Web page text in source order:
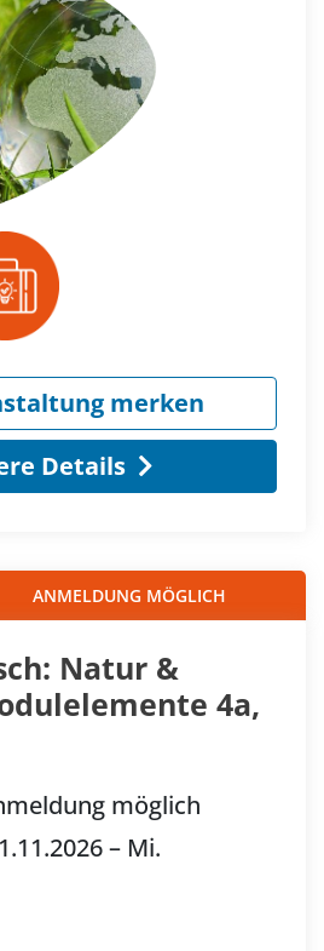
merken
Details
ANMELDUNG MÖGLICH
Natur &
4a,
möglich
– Mi.